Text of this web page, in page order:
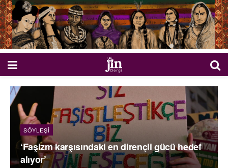
SÖYLEŞI
‘Faşizm karşısındaki en dirençli gücü hedef
alıyor’